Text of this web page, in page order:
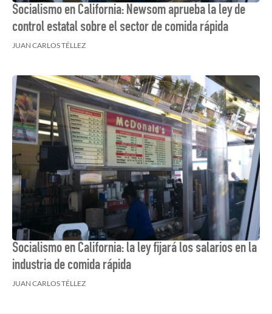
Socialismo en California: Newsom aprueba la ley de
control estatal sobre el sector de comida rápida
JUAN CARLOS TÉLLEZ
Socialismo en California: la ley fijará los salarios en la
industria de comida rápida
JUAN CARLOS TÉLLEZ